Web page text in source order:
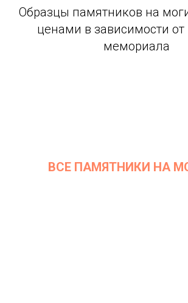
Образцы памятников на
ценами в зависимости от
мемориала
ВСЕ ПАМЯТНИКИ НА